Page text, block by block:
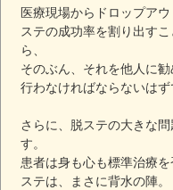
医療現場からドロップア
ステの成功率を割り出す
ら、
そのぶん、それを他人に
行わなければならないはず
さらに、脱ステの大きな
す。
患者は身も心も標準治療
ステは、まさに背水の陣。